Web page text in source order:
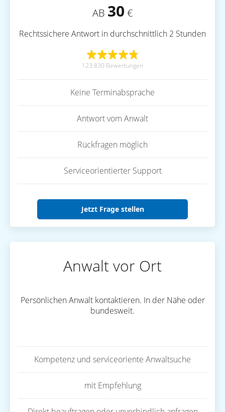
AB 30 €
Rechtssichere Antwort in durchschnittlich 2 Stunden
123.830 Bewertungen
Keine Terminabsprache
Antwort vom Anwalt
Rückfragen möglich
Serviceorientierter Support
Jetzt Frage stellen
Anwalt vor Ort
Persönlichen Anwalt kontaktieren. In der Nähe oder
bundesweit.
Kompetenz und serviceoriente Anwaltsuche
mit Empfehlung